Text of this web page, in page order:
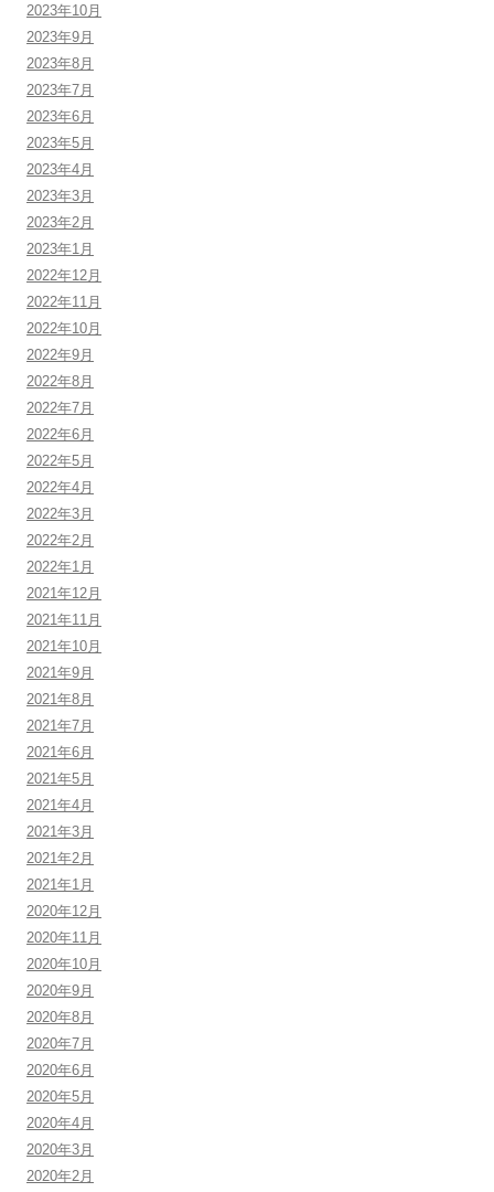
2023年10月
2023年9月
2023年8月
2023年7月
2023年6月
2023年5月
2023年4月
2023年3月
2023年2月
2023年1月
2022年12月
2022年11月
2022年10月
2022年9月
2022年8月
2022年7月
2022年6月
2022年5月
2022年4月
2022年3月
2022年2月
2022年1月
2021年12月
2021年11月
2021年10月
2021年9月
2021年8月
2021年7月
2021年6月
2021年5月
2021年4月
2021年3月
2021年2月
2021年1月
2020年12月
2020年11月
2020年10月
2020年9月
2020年8月
2020年7月
2020年6月
2020年5月
2020年4月
2020年3月
2020年2月